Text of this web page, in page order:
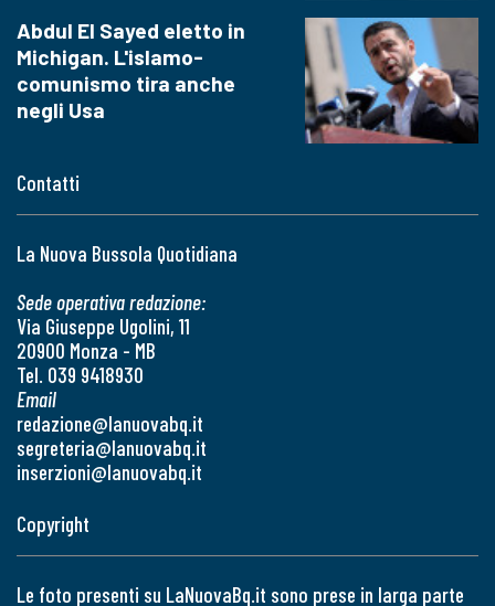
Contatti
La Nuova Bussola Quotidiana
Sede operativa redazione:
Via Giuseppe Ugolini, 11
20900 Monza - MB
Tel. 039 9418930
Email
redazione@lanuovabq.it
segreteria@lanuovabq.it
inserzioni@lanuovabq.it
Abdul El Sayed eletto in
Michigan. L'islamo-
comunismo tira anche
negli Usa
Copyright
Le foto presenti su LaNuovaBq.it sono prese in larga parte